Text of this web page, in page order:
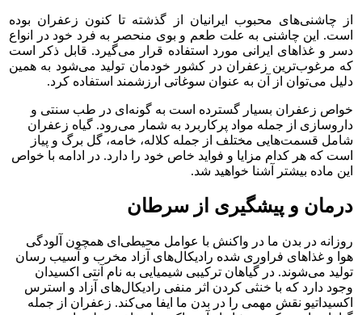
ز چاشنی‌های محبوب ایرانیان از گذشته تا کنون زعفران بوده
است. این چاشنی به علت طعم و بوی منحصر به فرد خود در انواع
دسر و غذاهای ایرانی مورد استفاده قرار می‌گیرد. قابل ذکر است
که مرغوب‌ترین زعفران در کشور خودمان تولید می‌شود به همین
دلیل می‌توان از آن به عنوان سوغاتی ارزشمند استفاده کرد.
خواص زعفران بسیار گسترده است به گونه‌ای در طب سنتی و
داروسازی از جمله مواد پرکاربرد به شمار می‌رود. گیاه زعفران
شامل قسمت‌هایی مختلف از جمله کلاله، خامه، گل برگ و پیاز
است که هر کدام مزایا و فواید خاص خود را دارد. در ادامه با خواص
این ماده بیشتر آشنا خواهید شد.
درمان و پیشگیری از سرطان
روزانه در بدن ما در واکنش با عوامل محیطی‌ای همچون آلودگی
هوا و غذاهای فراوری شده رادیکال‌های آزاد مخرب و آسیب رسان
تولید می‌شوند. در گیاهان ترکیبی شیمیایی به نام آنتی اکسیدان
وجود دارد که با خنثی کردن اثر منفی رادیکال‌های آزاد و استرس
اکسیداتیو نقش مهمی را در بدن ما ایفا می‌کند. زعفران از جمله